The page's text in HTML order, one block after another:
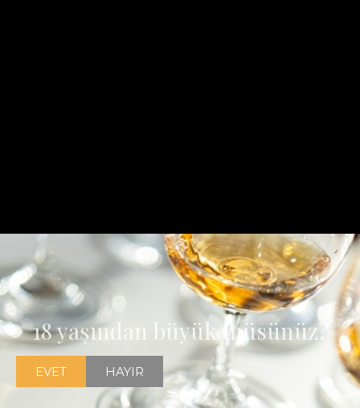
18 yaşından büyük müsünüz?
EVET HAYIR